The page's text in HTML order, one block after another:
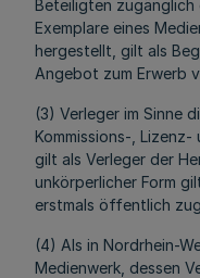
Beteiligten zugänglich
Exemplare eines
hergestellt, gilt als
Angebot zum Erwerb
(3) Verleger im Sinne
Kommissions-,
gilt als Verleger der
unkörperlicher Form
erstmals öffentlich
(4) Als in Nordrhein-
Medienwerk, dessen